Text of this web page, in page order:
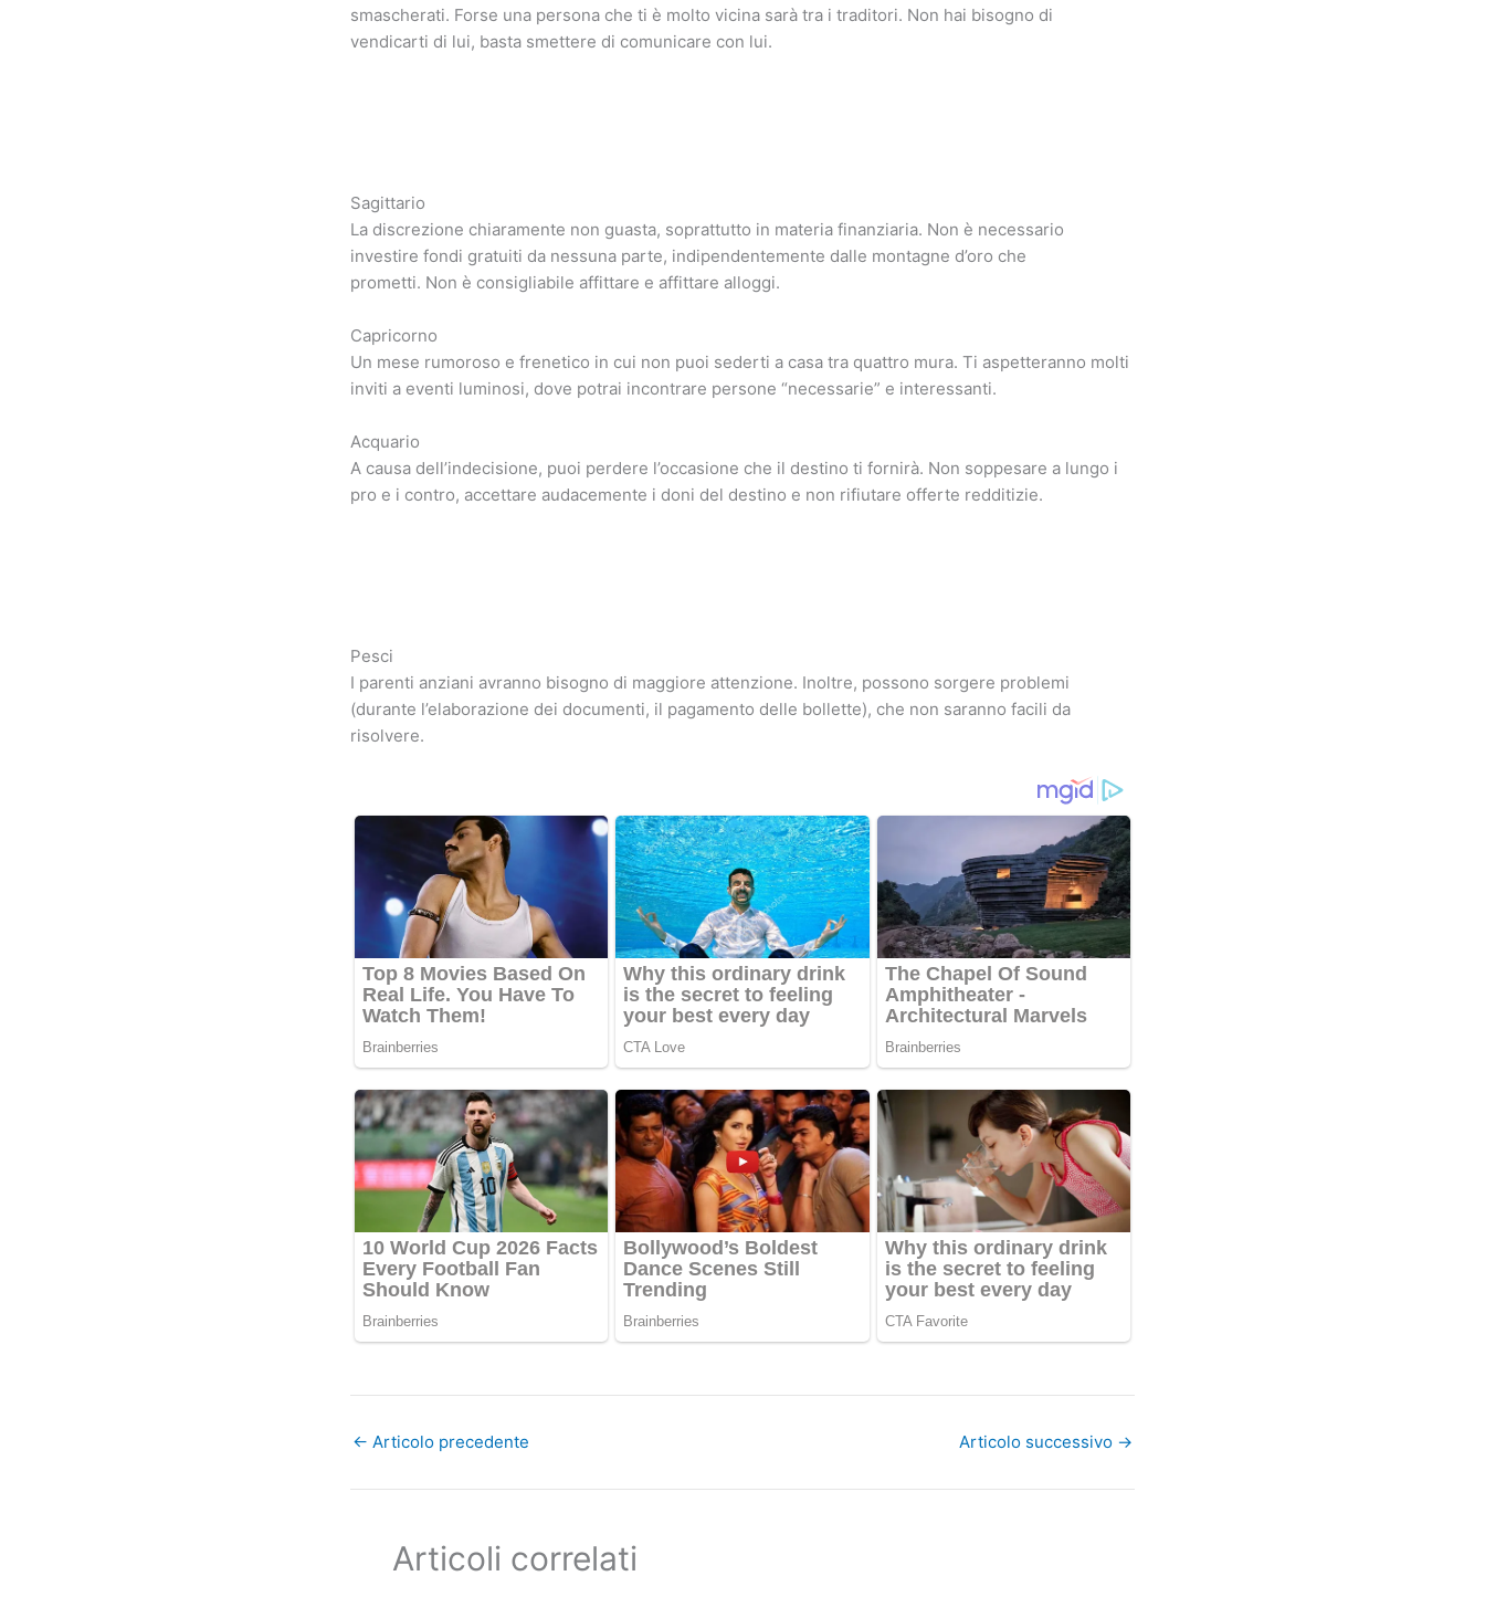
smascherati. Forse una persona che ti è molto vicina sarà tra i traditori. Non hai bisogno di
vendicarti di lui, basta smettere di comunicare con lui.
Sagittario
La discrezione chiaramente non guasta, soprattutto in materia finanziaria. Non è necessario
investire fondi gratuiti da nessuna parte, indipendentemente dalle montagne d’oro che
prometti. Non è consigliabile affittare e affittare alloggi.
Capricorno
Un mese rumoroso e frenetico in cui non puoi sederti a casa tra quattro mura. Ti aspetteranno molti
inviti a eventi luminosi, dove potrai incontrare persone “necessarie” e interessanti.
Acquario
A causa dell’indecisione, puoi perdere l’occasione che il destino ti fornirà. Non soppesare a lungo i
pro e i contro, accettare audacemente i doni del destino e non rifiutare offerte redditizie.
Pesci
I parenti anziani avranno bisogno di maggiore attenzione. Inoltre, possono sorgere problemi
(durante l’elaborazione dei documenti, il pagamento delle bollette), che non saranno facili da
risolvere.
← Articolo precedente Articolo successivo →
Articoli correlati